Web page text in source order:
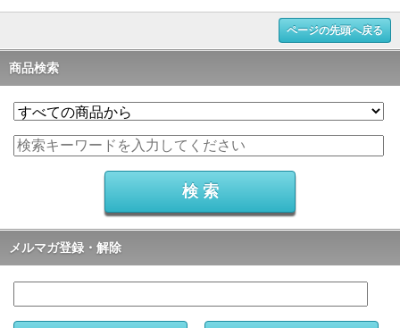
ページの先頭へ戻る
商品検索
メルマガ登録・解除